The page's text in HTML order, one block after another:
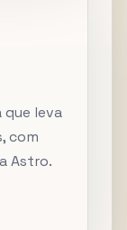
leva
com
Astro.